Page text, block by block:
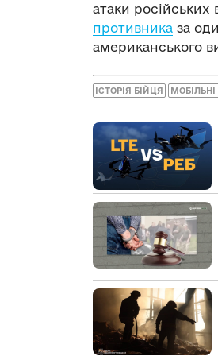
атаки російських
противника за
американського
ІСТОРІЯ БІЙЦЯ